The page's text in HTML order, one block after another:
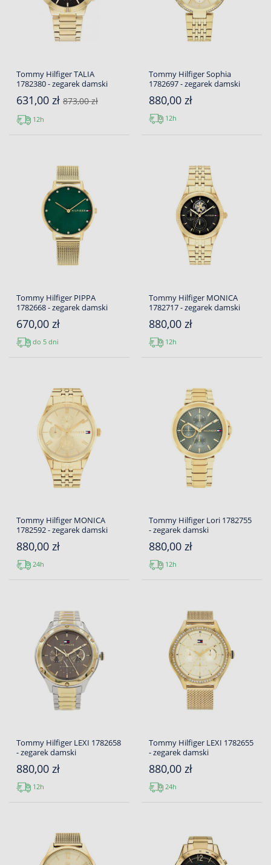
Tommy Hilfiger TALIA
1782380 - zegarek damski
631,00 zł 873,00 zł
12h
Tommy Hilfiger Sophia
1782697 - zegarek damski
880,00 zł
12h
Tommy Hilfiger PIPPA
1782668 - zegarek damski
670,00 zł
do 5 dni
Tommy Hilfiger MONICA
1782717 - zegarek damski
880,00 zł
12h
Tommy Hilfiger MONICA
1782592 - zegarek damski
880,00 zł
24h
Tommy Hilfiger Lori 1782755
- zegarek damski
880,00 zł
12h
Tommy Hilfiger LEXI 1782658
- zegarek damski
880,00 zł
12h
Tommy Hilfiger LEXI 1782655
- zegarek damski
880,00 zł
24h